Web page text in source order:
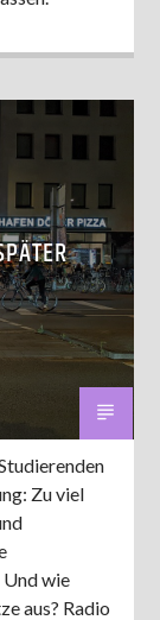
Zu viel
wie
aus? Radio